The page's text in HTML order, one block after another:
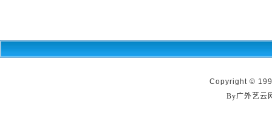
Copyright ©
By广外艺云